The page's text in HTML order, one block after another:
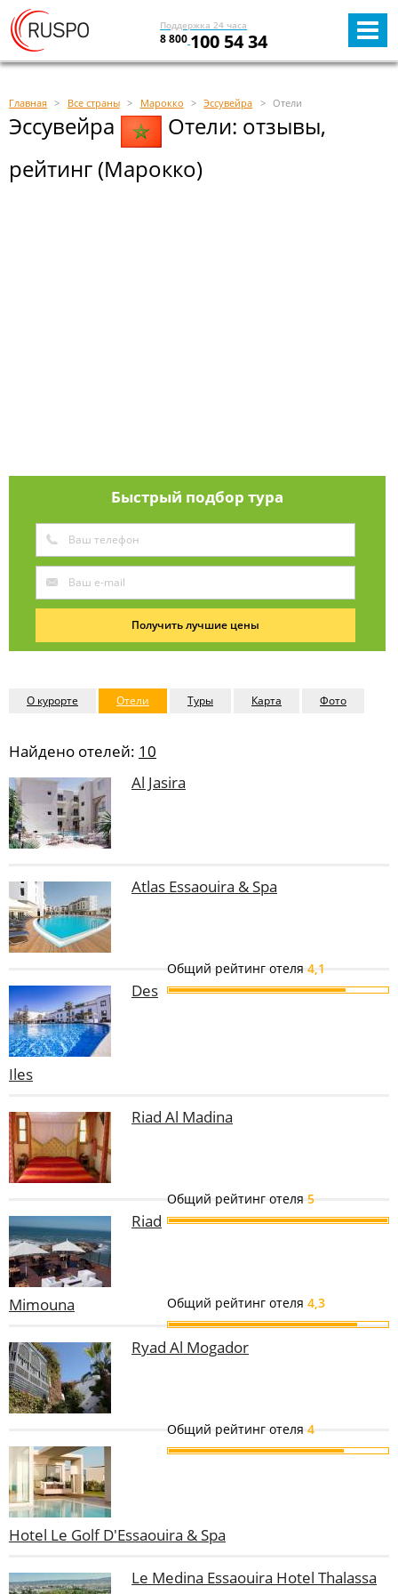
Поддержка 24 часа
8 800 100 54 34
Главная Все страны Марокко Эссувейра Отели
Эссувейра
Отели: отзывы,
рейтинг (Марокко)
Быстрый подбор тура
Получить лучшие цены
О курорте Отели Туры Карта Фото
Найдено отелей: 10
Al Jasira
Atlas Essaouira & Spa
Общий рейтинг отеля 4,1
Des
Iles
Riad Al Madina
Общий рейтинг отеля 5
Riad
Mimouna Общий рейтинг отеля 4,3
Ryad Al Mogador
Общий рейтинг отеля 4
Hotel Le Golf D'Essaouira & Spa
Le Medina Essaouira Hotel Thalassa